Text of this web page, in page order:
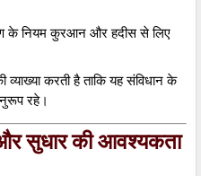
के नियम कुरआन और हदीस से लिए
करती है ताकि यह संविधान के
रहे।
सुधार की आवश्यकता